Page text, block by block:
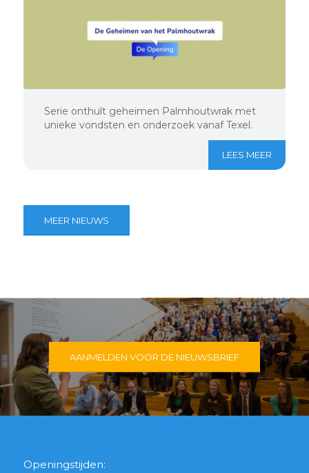
Serie onthult geheimen Palmhoutwrak met
unieke vondsten en onderzoek vanaf Texel.
LEES MEER
MEER NIEUWS
AANMELDEN VOOR DE NIEUWSBRIEF
Openingstijden: